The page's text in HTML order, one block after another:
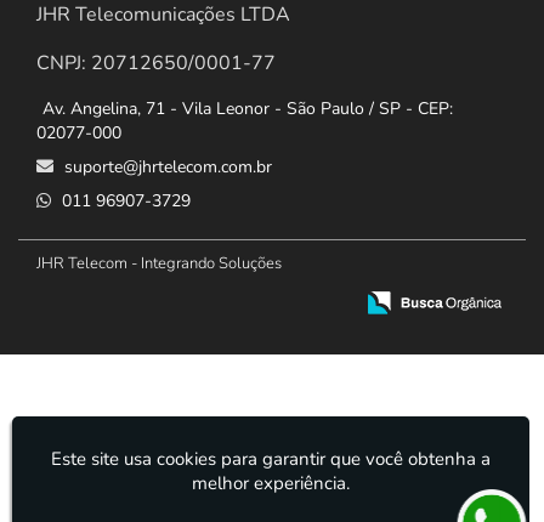
JHR Telecomunicações LTDA
CNPJ: 20712650/0001-77
Av. Angelina, 71 - Vila Leonor - São Paulo / SP - CEP:
02077-000
suporte@jhrtelecom.com.br
011 96907-3729
JHR Telecom - Integrando Soluções
Este site usa cookies para garantir que você obtenha a
melhor experiência.